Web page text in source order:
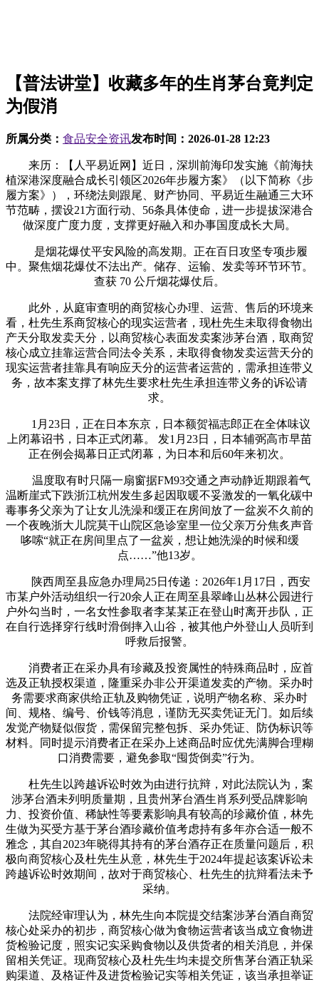
【普法讲堂】收藏多年的生肖茅台竟判定
为假消
所属分类： 食品安全资讯发布时间： 2026-01-28 12:23
来历：【人平易近网】近日，深圳前海印发实施《前海扶
植深港深度融合成长引领区2026年步履方案》（以下简称《步
履方案》），环绕法则跟尾、财产协同、平易近生融通三大环
节范畴，摆设21方面行动、56条具体使命，进一步提拔深港合
做深度广度力度，支撑更好融入和办事国度成长大局。
是烟花爆仗平安风险的高发期。正在百日攻坚专项步履
中。聚焦烟花爆仗不法出产。储存、运输、发卖等环节环节。
查获 70 公斤烟花爆仗后。
此外，从庭审查明的商贸核心办理、运营、售后的环境来
看，杜先生系商贸核心的现实运营者，现杜先生未取得食物出
产天分取发卖天分，以商贸核心表面发卖案涉茅台酒，取商贸
核心成立挂靠运营合同法令关系，未取得食物发卖运营天分的
现实运营者挂靠具有响应天分的运营者运营的，需承担连带义
务，故本案支撑了林先生要求杜先生承担连带义务的诉讼请
求。
1月23日，正在日本东京，日本额贺福志郎正在全体味议
上闭幕诏书，日本正式闭幕。 发1月23日，日本辅弼高市早苗
正在例会揭幕日正式闭幕，为日本和后60年来初次。
温度取有时只隔一扇窗据FM93交通之声动静近期跟着气
温断崖式下跌浙江杭州发生多起因取暖不妥激发的一氧化碳中
毒事务父亲为了让女儿洗澡和缓正在房间放了一盆炭不久前的
一个夜晚浙大儿院莫干山院区急诊室里一位父亲万分焦炙声音
哆嗦“就正在房间里点了一盆炭，想让她洗澡的时候和缓
点……”他13岁。
陕西周至县应急办理局25日传递：2026年1月17日，西安
市某户外活动组织一行20余人正在周至县翠峰山丛林公园进行
户外勾当时，一名女性参取者李某某正在登山时离开步队，正
在自行选择穿行线时滑倒摔入山谷，被其他户外登山人员听到
呼救后报警。
消费者正在采办具有珍藏及投资属性的特殊商品时，应首
选及正轨授权渠道，隆重采办非公开渠道发卖的产物。采办时
务需要求商家供给正轨及购物凭证，说明产物名称、采办时
间、规格、编号、价钱等消息，谨防无买卖凭证无门。如后续
发觉产物疑似假货，需保留完整包拆、采办凭证、防伪标识等
材料。同时提示消费者正在采办上述商品时应优先满脚合理糊
口消费需要，避免参取“囤货倒卖”行为。
杜先生以跨越诉讼时效为由进行抗辩，对此法院认为，案
涉茅台酒未列明质量期，且贵州茅台酒生肖系列受品牌影响
力、投资价值、稀缺性等要素影响具有较高的珍藏价值，林先
生做为买受方基于茅台酒珍藏价值考虑持有多年亦合适一般不
雅念，其自2023年晓得其持有的茅台酒存正在质量问题后，积
极向商贸核心及杜先生从意，林先生于2024年提起该案诉讼未
跨越诉讼时效期间，故对于商贸核心、杜先生的抗辩看法未予
采纳。
法院经审理认为，林先生向本院提交结案涉茅台酒自商贸
核心处采办的初步，商贸核心做为食物运营者该当成立食物进
货检验记度，照实记实采购食物以及供货者的相关消息，并保
留相关凭证。现商贸核心及杜先生均未提交所售茅台酒正轨采
购渠道、及格证件及进货检验记实等相关凭证，该当承担举证